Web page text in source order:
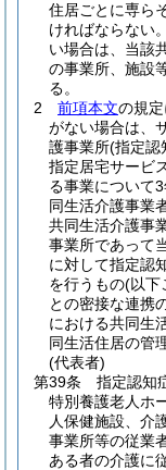
住居ごとに専ら
ければならない。
い場合は、当該
の事業所、施設
る。
2
前項本文の規
がない場合は、
護事業所(指定認
指定居宅サービ
る事業について
同生活介護事業
共同生活介護事
事業所であって
に対して指定認
を行うもの(以下
との密接な連携
における共同生
同生活住居の管
(代表者)
第39条
指定認知
特別養護老人ホ
人保健施設、介
事業所等の従業
ある者の介護に